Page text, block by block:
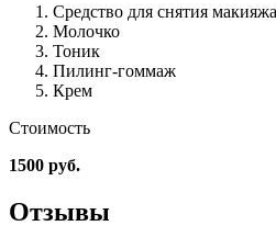
Средство для снятия
Молочко
Тоник
Пилинг-гоммаж
Крем
Стоимость
1500 руб.
Отзывы